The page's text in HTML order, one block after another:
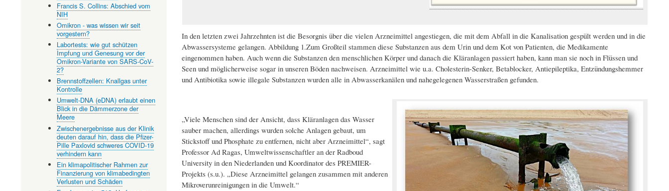
In den letzten zwei Jahrzehnten ist die Besorgnis über die vielen Arzneimittel angestiegen, die mit dem Abfall in die Kanalisation gespült werden und in die
Abwassersysteme gelangen. Abbildung 1.Zum Großteil stammen diese Substanzen aus dem Urin und dem Kot von Patienten, die Medikamente
eingenommen haben. Auch wenn die Substanzen den menschlichen Körper und danach die Kläranlagen passiert haben, kann man sie noch in Flüssen und
Seen und möglicherweise sogar in unseren Böden nachweisen. Arzneimittel wie u.a. Cholesterin-Senker, Betablocker, Antiepileptika, Entzündungshemmer
und Antibiotika sowie illegale Substanzen wurden alle in Abwasserkanälen und nahegelegenen Wasserstraßen gefunden.
„Viele Menschen sind der Ansicht, dass Kläranlagen das Wasser
sauber machen, allerdings wurden solche Anlagen gebaut, um
Stickstoff und Phosphate zu entfernen, nicht aber Arzneimittel“, sagt
Professor Ad Ragas, Umweltwissenschaftler an der Radboud
University in den Niederlanden und Koordinator des PREMIER-
Projekts (s.u.). „Diese Arzneimittel gelangen zusammen mit anderen
Mikroverunreinigungen in die Umwelt.“
Francis S. Collins: Abschied vom
NIH
Omikron - was wissen wir seit
vorgestern?
Labortests: wie gut schützen
Impfung und Genesung vor der
Omikron-Variante von SARS-CoV-
2?
Brennstoffzellen: Knallgas unter
Kontrolle
Umwelt-DNA (eDNA) erlaubt einen
Blick in die Dämmerzone der
Meere
Zwischenergebnisse aus der Klinik
deuten darauf hin, dass die Pfizer-
Pille Paxlovid schweres COVID-19
verhindern kann
Ein klimapolitischer Rahmen zur
Finanzierung von klimabedingten
Verlusten und Schäden